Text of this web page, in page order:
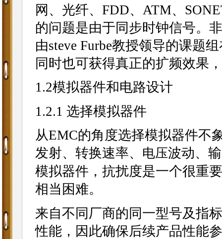
网、光纤、FDD、ATM、
的问题是由于同步时钟信号。
由steve Furbe教授领导的课题
同时也可获得真正的扩频效果
1.2模拟器件和电路设计
1.2.1 选择模拟器件
从EMC的角度选择模拟器件不
发射、转换速率、
电压波动、
模拟器件，抗扰度是一个很重
相当困难。
来自不同厂商的同一型号及指
性能，因此确保后续产品性能